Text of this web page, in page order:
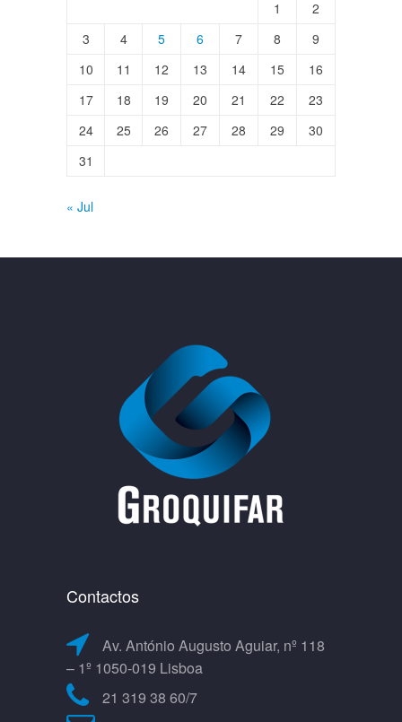
1
2
3
4 5 6 7 8
9
10
11 12 13 14 15
16
17
18 19 20 21 22
23
24
25 26 27 28 29
30
31
« Jul
Contactos
Av. António Augusto Aguiar, nº 118
– 1º 1050-019 Lisboa
21 319 38 60/7